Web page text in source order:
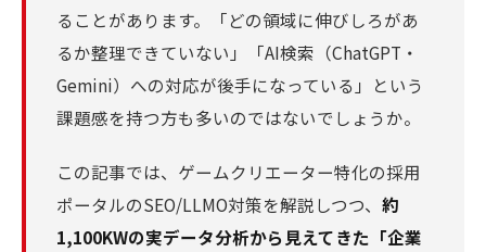
ることがあります。「どの領域に伸びしろがあ
るか整理できていない」「AI検索（ChatGPT・
Gemini）への対応が後手になっている」という
課題感を持つ方も多いのではないでしょうか。
この記事では、ゲームクリエーター特化の採用
ポータルのSEO/LLMO対策を解説しつつ、 約
1,100KWの実データ分析から見えてきた「企業